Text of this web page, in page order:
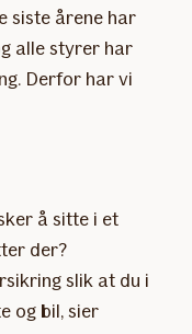
siste årene har
alle styrer har
Derfor har vi
å sitte i et
der?
slik at du i
og bil, sier